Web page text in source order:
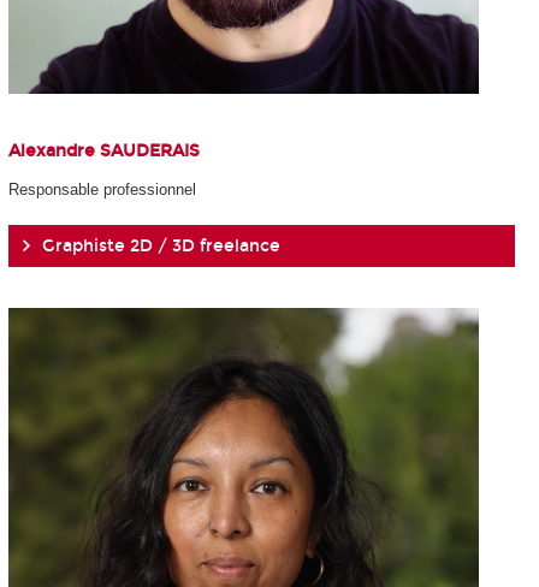
Alexandre SAUDERAIS
Responsable professionnel
Graphiste 2D / 3D freelance